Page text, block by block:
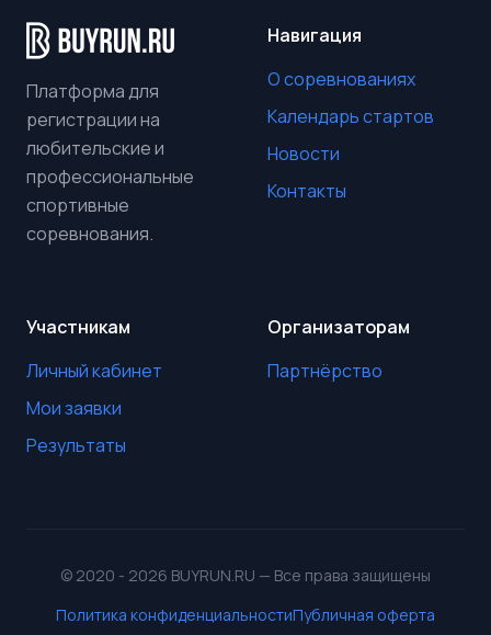
Платформа для
регистрации на
любительские и
профессиональные
спортивные
соревнования.
Навигация
О соревнованиях
Календарь стартов
Новости
Контакты
Участникам
Личный кабинет
Мои заявки
Результаты
Организаторам
Партнёрство
© 2020 - 2026 BUYRUN.RU — Все права защищены
Политика конфиденциальностиПубличная оферта